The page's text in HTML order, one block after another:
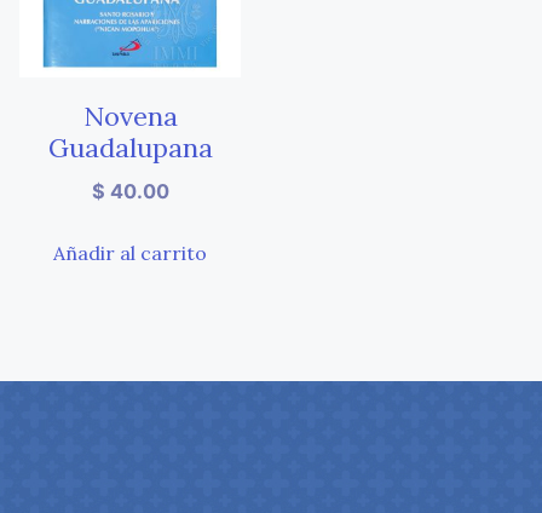
Novena
Guadalupana
$ 40.00
Añadir al carrito